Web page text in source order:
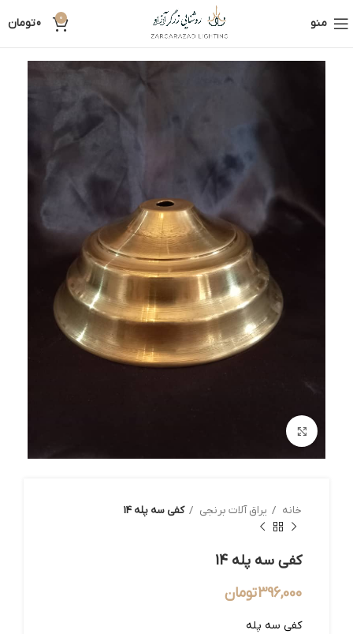
منو 0
0تومان
خانه یراق آلات برنجی کفی سه پله 14
کفی سه پله 14
396,000تومان
کفی سه پله